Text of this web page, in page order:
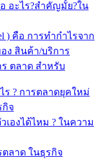
อะไร?สำคัญมั้ย?ใน
) คือ การทำกำไรจาก
ง สินค้า/บริการ
ตลาด สำหรับ
ไร ? การตลาดยุคใหม่
กิจ
เองได้ไหม ? ในความ
ลาด ในธุรกิจ